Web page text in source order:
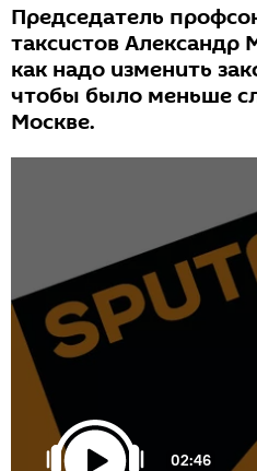
Председатель
таксистов Александр
как надо изменить
чтобы было меньше
Москве.
02:46